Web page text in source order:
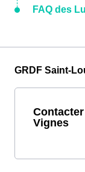
FAQ des
GRDF Saint-
Vignes